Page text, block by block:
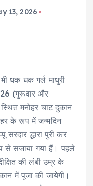
13, 2026
धक धक गर्ल माधुरी
(गुरूवार और
मनोहर चाट दुकान
के रूप में जन्मदिन
सरदार द्धारा पुरी कर
से सजाया गया हैं। पहले
की लंबी उम्र के
में पूजा की जायेगी।